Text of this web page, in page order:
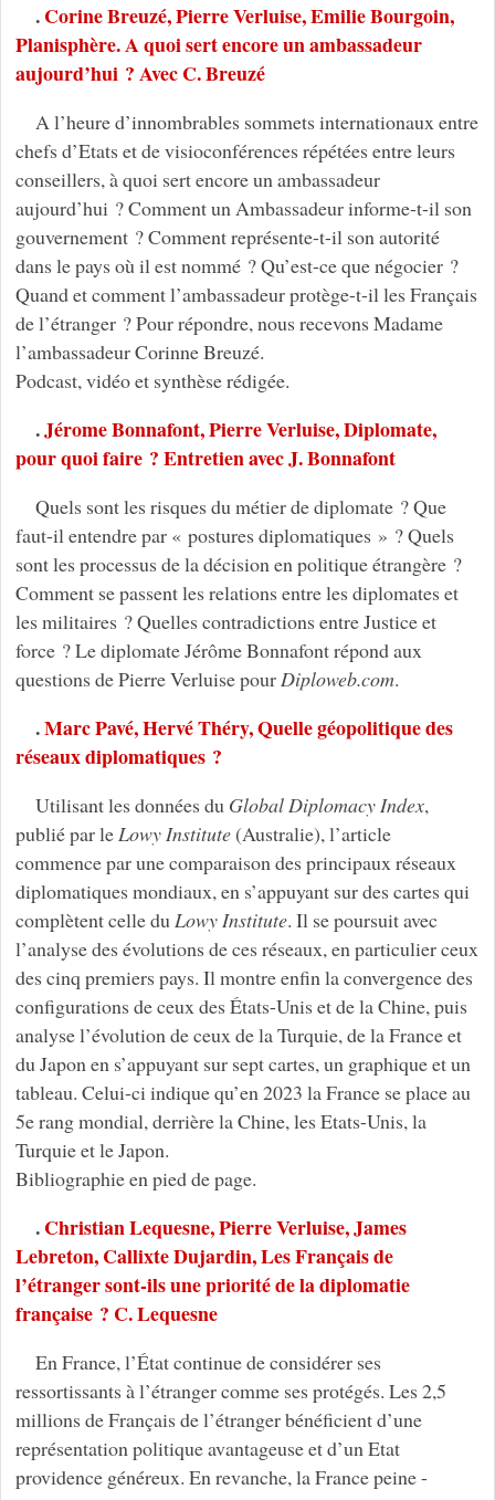
.Corine Breuzé, Pierre Verluise, Emilie Bourgoin,
Planisphère. A quoi sert encore un ambassadeur
aujourd’hui ? Avec C. Breuzé
A l’heure d’innombrables sommets internationaux entre
chefs d’Etats et de visioconférences répétées entre leurs
conseillers, à quoi sert encore un ambassadeur
aujourd’hui ? Comment un Ambassadeur informe-t-il son
gouvernement ? Comment représente-t-il son autorité
dans le pays où il est nommé ? Qu’est-ce que négocier ?
Quand et comment l’ambassadeur protège-t-il les Français
de l’étranger ? Pour répondre, nous recevons Madame
l’ambassadeur Corinne Breuzé.
Podcast, vidéo et synthèse rédigée.
.Jérome Bonnafont, Pierre Verluise, Diplomate,
pour quoi faire ? Entretien avec J. Bonnafont
Quels sont les risques du métier de diplomate ? Que
faut-il entendre par « postures diplomatiques » ? Quels
sont les processus de la décision en politique étrangère ?
Comment se passent les relations entre les diplomates et
les militaires ? Quelles contradictions entre Justice et
force ? Le diplomate Jérôme Bonnafont répond aux
questions de Pierre Verluise pourDiploweb.com.
.Marc Pavé, Hervé Théry, Quelle géopolitique des
réseaux diplomatiques ?
Utilisant les données du Global Diplomacy Index,
publié par leLowy Institute(Australie), l’article
commence par une comparaison des principaux réseaux
diplomatiques mondiaux, en s’appuyant sur des cartes qui
complètent celle duLowy Institute. Il se poursuit avec
l’analyse des évolutions de ces réseaux, en particulier ceux
des cinq premiers pays. Il montre enfin la convergence des
configurations de ceux des États-Unis et de la Chine, puis
analyse l’évolution de ceux de la Turquie, de la France et
du Japon en s’appuyant sur sept cartes, un graphique et un
tableau. Celui-ci indique qu’en 2023 la France se place au
5e rang mondial, derrière la Chine, les Etats-Unis, la
Turquie et le Japon.
Bibliographie en pied de page.
.Christian Lequesne, Pierre Verluise, James
Lebreton, Callixte Dujardin, Les Français de
l’étranger sont-ils une priorité de la diplomatie
française ? C. Lequesne
En France, l’État continue de considérer ses
ressortissants à l’étranger comme ses protégés. Les 2,5
millions de Français de l’étranger bénéficient d’une
représentation politique avantageuse et d’un Etat
providence généreux. En revanche, la France peine -